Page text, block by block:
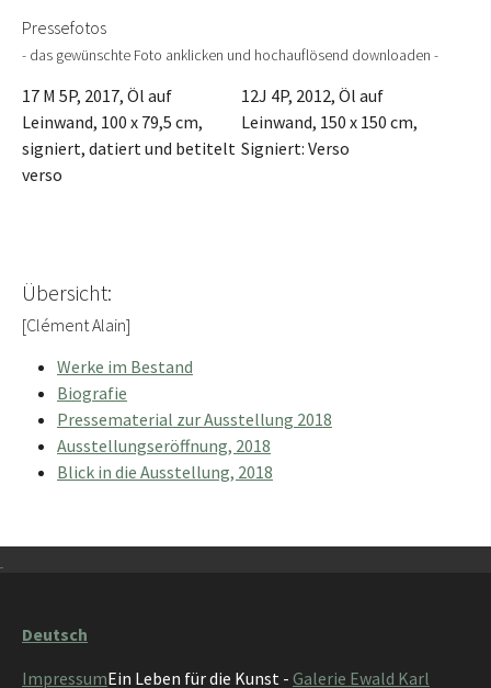
Pressefotos
- das gewünschte Foto anklicken und hochauflösend downloaden -
17 M 5P, 2017, Öl auf
Leinwand, 100 x 79,5 cm,
signiert, datiert und betitelt
verso
12J 4P, 2012, Öl auf
Leinwand, 150 x 150 cm,
Signiert: Verso
Übersicht:
[Clément Alain]
Werke im Bestand
Biografie
Pressematerial zur Ausstellung 2018
Ausstellungseröffnung, 2018
Blick in die Ausstellung, 2018
Deutsch
ImpressumEin Leben für die Kunst - Galerie Ewald Karl